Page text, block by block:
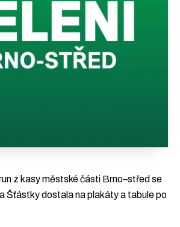
z kasy městské části Brno–střed se
Šťástky dostala na plakáty a tabule po